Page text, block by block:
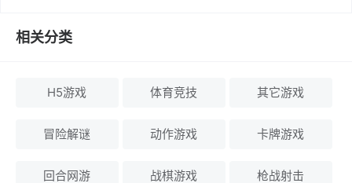
相关分类
H5游戏 体育竞技 其它游戏
冒险解谜 动作游戏 卡牌游戏
回合网游 战棋游戏 枪战射击